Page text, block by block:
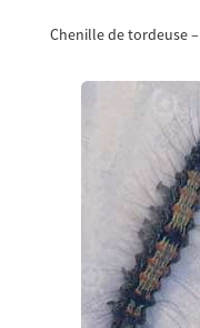
Chenille de tordeuse –